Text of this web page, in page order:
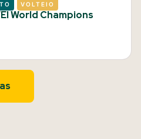
VOLTEIO
World Champions